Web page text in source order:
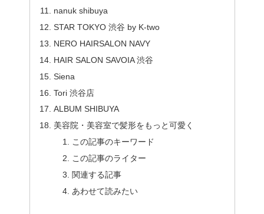
nanuk shibuya
STAR TOKYO 渋谷 by K-two
NERO HAIRSALON NAVY
HAIR SALON SAVOIA 渋谷
Siena
Tori 渋谷店
ALBUM SHIBUYA
美容院・美容室で髪形をもっと可愛く
この記事のキーワード
この記事のライター
関連する記事
あわせて読みたい